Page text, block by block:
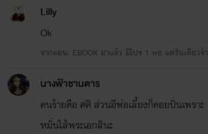
Lilly
Ok
จากตอน: EBOOK มาแล้ว มีโปร 1 พย แค่วันเดียวจ้า
นางฟ้าซานตาร
คนร้ายคือ ศศิ ส่วนอีพ่อเลี้ยงก็คอยปั่นเพราะ
หมั่นใส้พระเอกสินะ